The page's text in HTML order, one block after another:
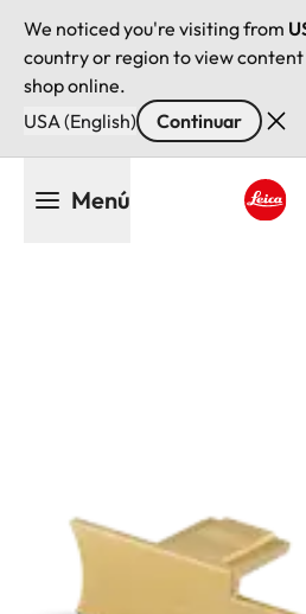
We noticed you're visiting from
country or region to view
shop online.
USA (English)
Continuar
Menú